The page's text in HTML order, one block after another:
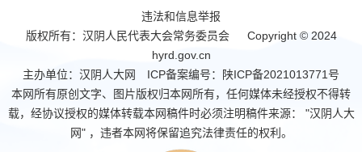
违法和信息举报
版权所有：汉阴人民代表大会常务委员会 Copyright © 2024
hyrd.gov.cn
主办单位：汉阴人大网 ICP备案编号：
陕ICP备2021013771号
本网所有原创文字、图片版权归本网所有，任何媒体未经授权不得转
载，经协议授权的媒体转载本网稿件时必须注明稿件来源： "汉阴人大
网" ，违者本网将保留追究法律责任的权利。